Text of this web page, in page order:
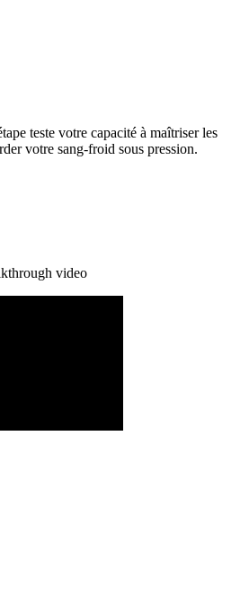
teste votre capacité à maîtriser les
votre sang-froid sous pression.
video